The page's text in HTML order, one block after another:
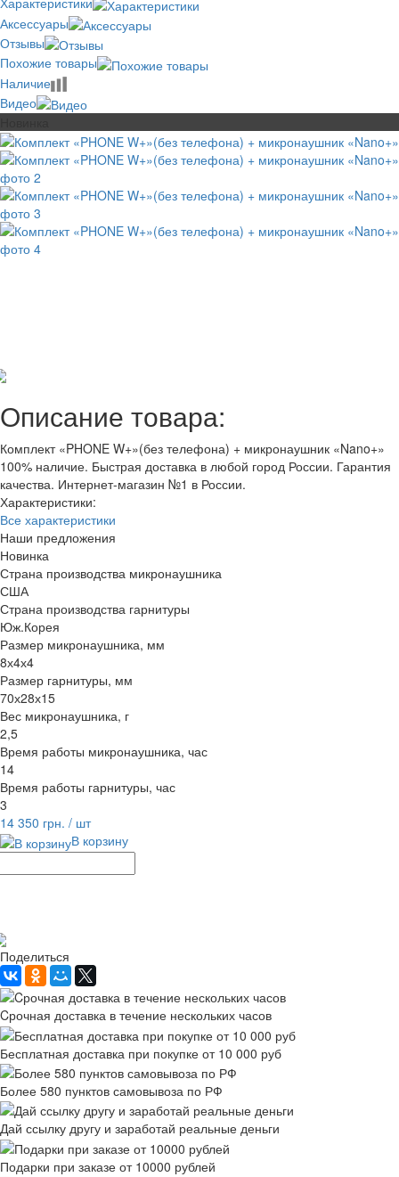
Аксессуары
Отзывы
Похожие товары
Наличие
Видео
Описание товара:
Комплект «PHONE W+»(без телефона) + микронаушник «Nano+»
100% наличие. Быстрая доставка в любой город России. Гарантия
качества. Интернет-магазин №1 в России.
Характеристики:
Все характеристики
Наши предложения
Новинка
Страна производства микронаушника
США
Страна производства гарнитуры
Юж.Корея
Размер микронаушника, мм
8х4х4
Размер гарнитуры, мм
70х28х15
Вес микронаушника, г
2,5
Время работы микронаушника, час
14
Время работы гарнитуры, час
3
14 350 грн. / шт
В корзину
Поделиться
Cрочная доставка в течение нескольких часов
Бесплатная доставка при покупке от 10 000 руб
Более 580 пунктов самовывоза по РФ
Дай ссылку другу и заработай реальные деньги
Подарки при заказе от 10000 рублей